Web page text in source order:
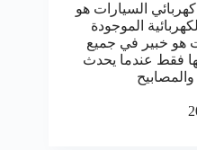
السيارات هو
الموجودة
هو خبير في جميع
فقط عندما يحدث